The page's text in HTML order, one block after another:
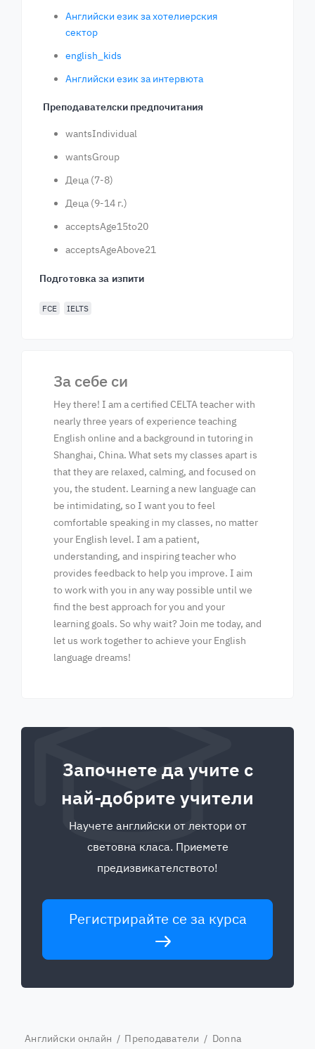
Английски език за хотелиерския
сектор
english_kids
Английски език за интервюта
Преподавателски предпочитания
wantsIndividual
wantsGroup
Деца (7-8)
Деца (9-14 г.)
acceptsAge15to20
acceptsAgeAbove21
Подготовка за изпити
FCE IELTS
За себе си
Hey there! I am a certified CELTA teacher with
nearly three years of experience teaching
English online and a background in tutoring in
Shanghai, China. What sets my classes apart is
that they are relaxed, calming, and focused on
you, the student. Learning a new language can
be intimidating, so I want you to feel
comfortable speaking in my classes, no matter
your English level. I am a patient,
understanding, and inspiring teacher who
provides feedback to help you improve. I aim
to work with you in any way possible until we
find the best approach for you and your
learning goals. So why wait? Join me today, and
let us work together to achieve your English
language dreams!
Започнете да учите с
най-добрите учители
Научете английски от лектори от
световна класа. Приемете
предизвикателството!
Регистрирайте се за курса
Английски онлайн / Преподаватели / Donna